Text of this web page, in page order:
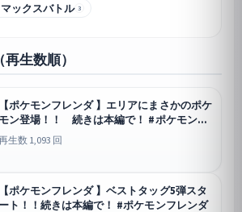
ックスバトル 3
生数順）
ポケモンフレンダ 】エリアにまさかのポケ
ン登場！！ 続きは本編で！ #ポケモンフ
ンダ
生数 1,093 回
ポケモンフレンダ 】ベストタッグ5弾スタ
ート！！続きは本編で！ #ポケモンフレンダ